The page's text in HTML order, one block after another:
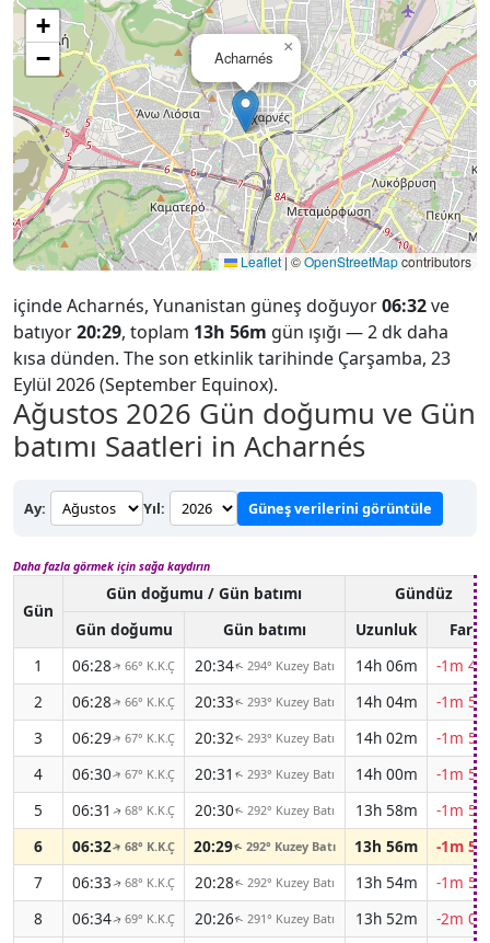
Acharnés
×
+
−
Leaflet |©OpenStreetMapcontributors
içinde Acharnés, Yunanistan güneş doğuyor06:32ve
batıyor20:29, toplam 13h 56m gün ışığı — 2 dk daha
kısa dünden. The son etkinlik tarihinde Çarşamba, 23
Eylül 2026 (September Equinox).
Ağustos 2026 Gün doğumu ve Gün
batımı Saatleri in Acharnés
Ay: Yıl: Güneş verilerini görüntüle
Daha fazla görmek için sağa kaydırın
Gün
Gün doğumu / Gün batımı
Gündüz
Gün doğumu
Gün batımı Uzunluk
Fark
1
06:28↑66° K.K.Ç 20:34↑294° Kuzey Batı 14h 06m
-1m
2
06:28↑66° K.K.Ç 20:33↑293° Kuzey Batı 14h 04m
-1m
3
06:29↑67° K.K.Ç 20:32↑293° Kuzey Batı 14h 02m
-1m
4
06:30↑67° K.K.Ç 20:31 ↑293° Kuzey Batı 14h 00m
-1m
5
06:31 ↑68° K.K.Ç 20:30↑ 292° Kuzey Batı 13h 58m
-1m
6
06:32↑68° K.K.Ç 20:29↑292° Kuzey Batı 13h 56m
-1m
7
06:33↑68° K.K.Ç 20:28↑ 292° Kuzey Batı 13h 54m
-1m
8
06:34↑69° K.K.Ç 20:26↑ 291° Kuzey Batı 13h 52m
-2m